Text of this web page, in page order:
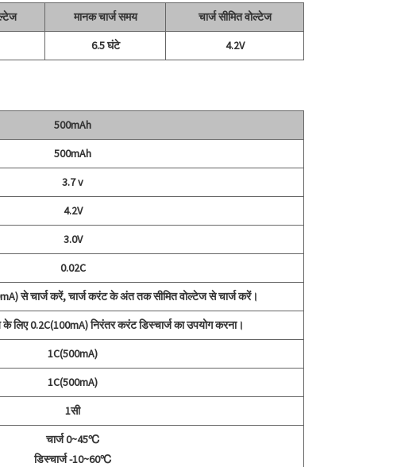
मानक चार्ज समय
चार्ज सीमित वोल्टेज
6.5 घंटे 4.2V
500mAh
500mAh
3.7 v
4.2V
3.0V
0.02C
से चार्ज करें, चार्ज करंट के अंत तक सीमित वोल्टेज से चार्ज करें।
लिए 0.2C(100mA) निरंतर करंट डिस्चार्ज का उपयोग करना।
1C(500mA)
1C(500mA)
1सी
चार्ज 0~45℃
डिस्चार्ज -10~60℃